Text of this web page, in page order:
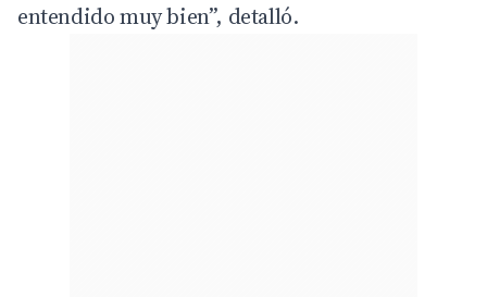
entendido muy bien”, detalló.